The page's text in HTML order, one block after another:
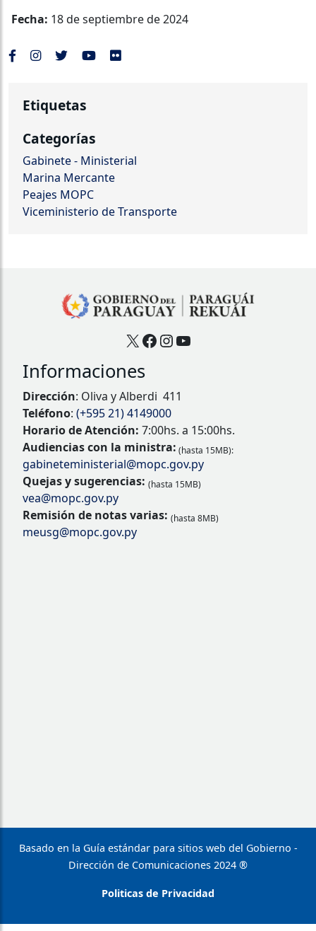
Fecha: 18 de septiembre de 2024
Etiquetas
Categorías
Gabinete - Ministerial
Marina Mercante
Peajes MOPC
Viceministerio de Transporte
X Facebook
Instagram
YouTube
Informaciones
Dirección: Oliva y Alberdi 411
Teléfono: (+595 21) 4149000
Horario de Atención: 7:00hs. a 15:00hs.
Audiencias con la ministra: (hasta 15MB):
gabineteministerial@mopc.gov.py
Quejas y sugerencias: (hasta 15MB)
vea@mopc.gov.py
Remisión de notas varias: (hasta 8MB)
meusg@mopc.gov.py
Basado en la Guía estándar para sitios web del Gobierno -
Dirección de Comunicaciones 2024 ®
Politicas de Privacidad